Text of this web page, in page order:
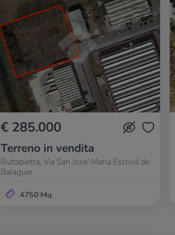
€ 285.000
Terreno in vendita
Buttapietra, Via San Jose' Maria Escrivá de
Balaguer
4750 Mq